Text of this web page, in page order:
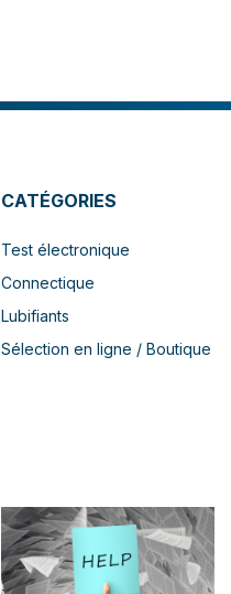
CATÉGORIES
Test électronique
Connectique
Lubifiants
Sélection en ligne / Boutique